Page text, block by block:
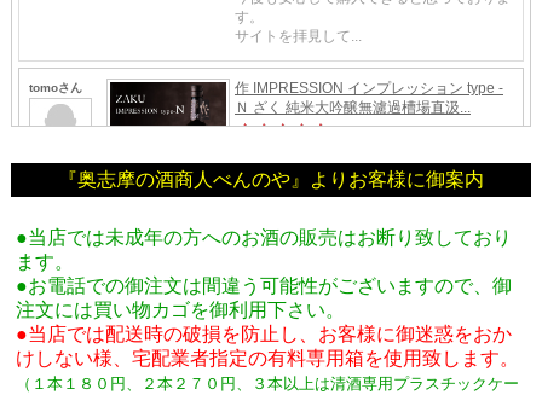
『奥志摩の酒商人べんのや』よりお客様に御案内
●当店では未成年の方へのお酒の販売はお断り致しており
ます。
●お電話での御注文は間違う可能性がございますので、御
注文には買い物カゴを御利用下さい。
●当店では配送時の破損を防止し、お客様に御迷惑をおか
けしない様、宅配業者指定の有料専用箱を使用致します。
（１本１８０円、２本２７０円、３本以上は清酒専用プラスチックケー